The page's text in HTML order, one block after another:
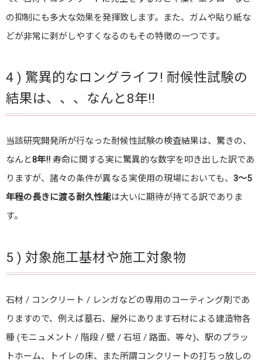
の抑制にも多大な効果を発揮致します。また、ガムや貼り紙な
どが非常に剥がしやすくなるのもその特徴の一つです。
4 ) 驚異的なロングライフ! 耐候性試験の
結果は、、、なんと8年!!
当該研究開発所が行なった耐候性試験の検査結果は、驚きの、
なんと8年!! 寿命に関する実に驚異的な数字を叩き出した訳であ
りますが、諸々の条件が異なる実使用の現場においても、 3〜5
年程の長きに渡る耐久性能は大いに期待が持てる訳でありま
す。
5 ) 対象施工基材や施工対象物
石材 / コンクリート / レンガなどの専用のコーティング剤であ
りますので、例えば墓石、屋外にあります石材による建造物各
種 (モニュメント / 階段 / 壁 / 石垣 / 路面、等々)、駅のプラッ
トホーム、トイレの床、また所謂コンクリートの打ちっ放しの